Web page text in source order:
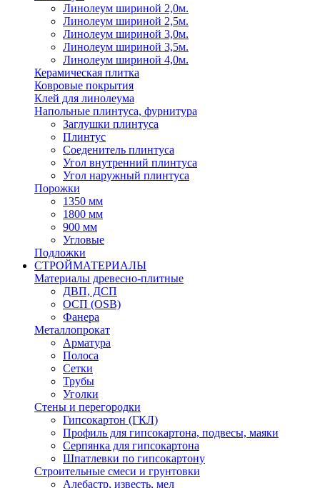
Линолеум шириной 2,0м.
Линолеум шириной 2,5м.
Линолеум шириной 3,0м.
Линолеум шириной 3,5м.
Линолеум шириной 4,0м.
Керамическая плитка
Ковровые покрытия
Клей для линолеума
Напольные плинтуса, фурнитура
Заглушки плинтуса
Плинтус
Соеденитель плинтуса
Угол внутренний плинтуса
Угол наружный плинтуса
Порожки
1350 мм
1800 мм
900 мм
Угловые
Подложки
СТРОЙМАТЕРИАЛЫ
Материалы древесно-плитные
ДВП, ДСП
ОСП (OSB)
Фанера
Металлопрокат
Арматура
Полоса
Сетки
Трубы
Уголки
Стены и перегородки
Гипсокартон (ГКЛ)
Профиль для гипсокартона, подвесы, маяки
Серпянка для гипсокартона
Шпатлевки по гипсокартону
Строительные смеси и грунтовки
Алебастр, известь, мел